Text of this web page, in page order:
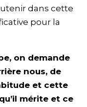
dans cette
pour la
on demande
nous, de
et cette
mérite et ce